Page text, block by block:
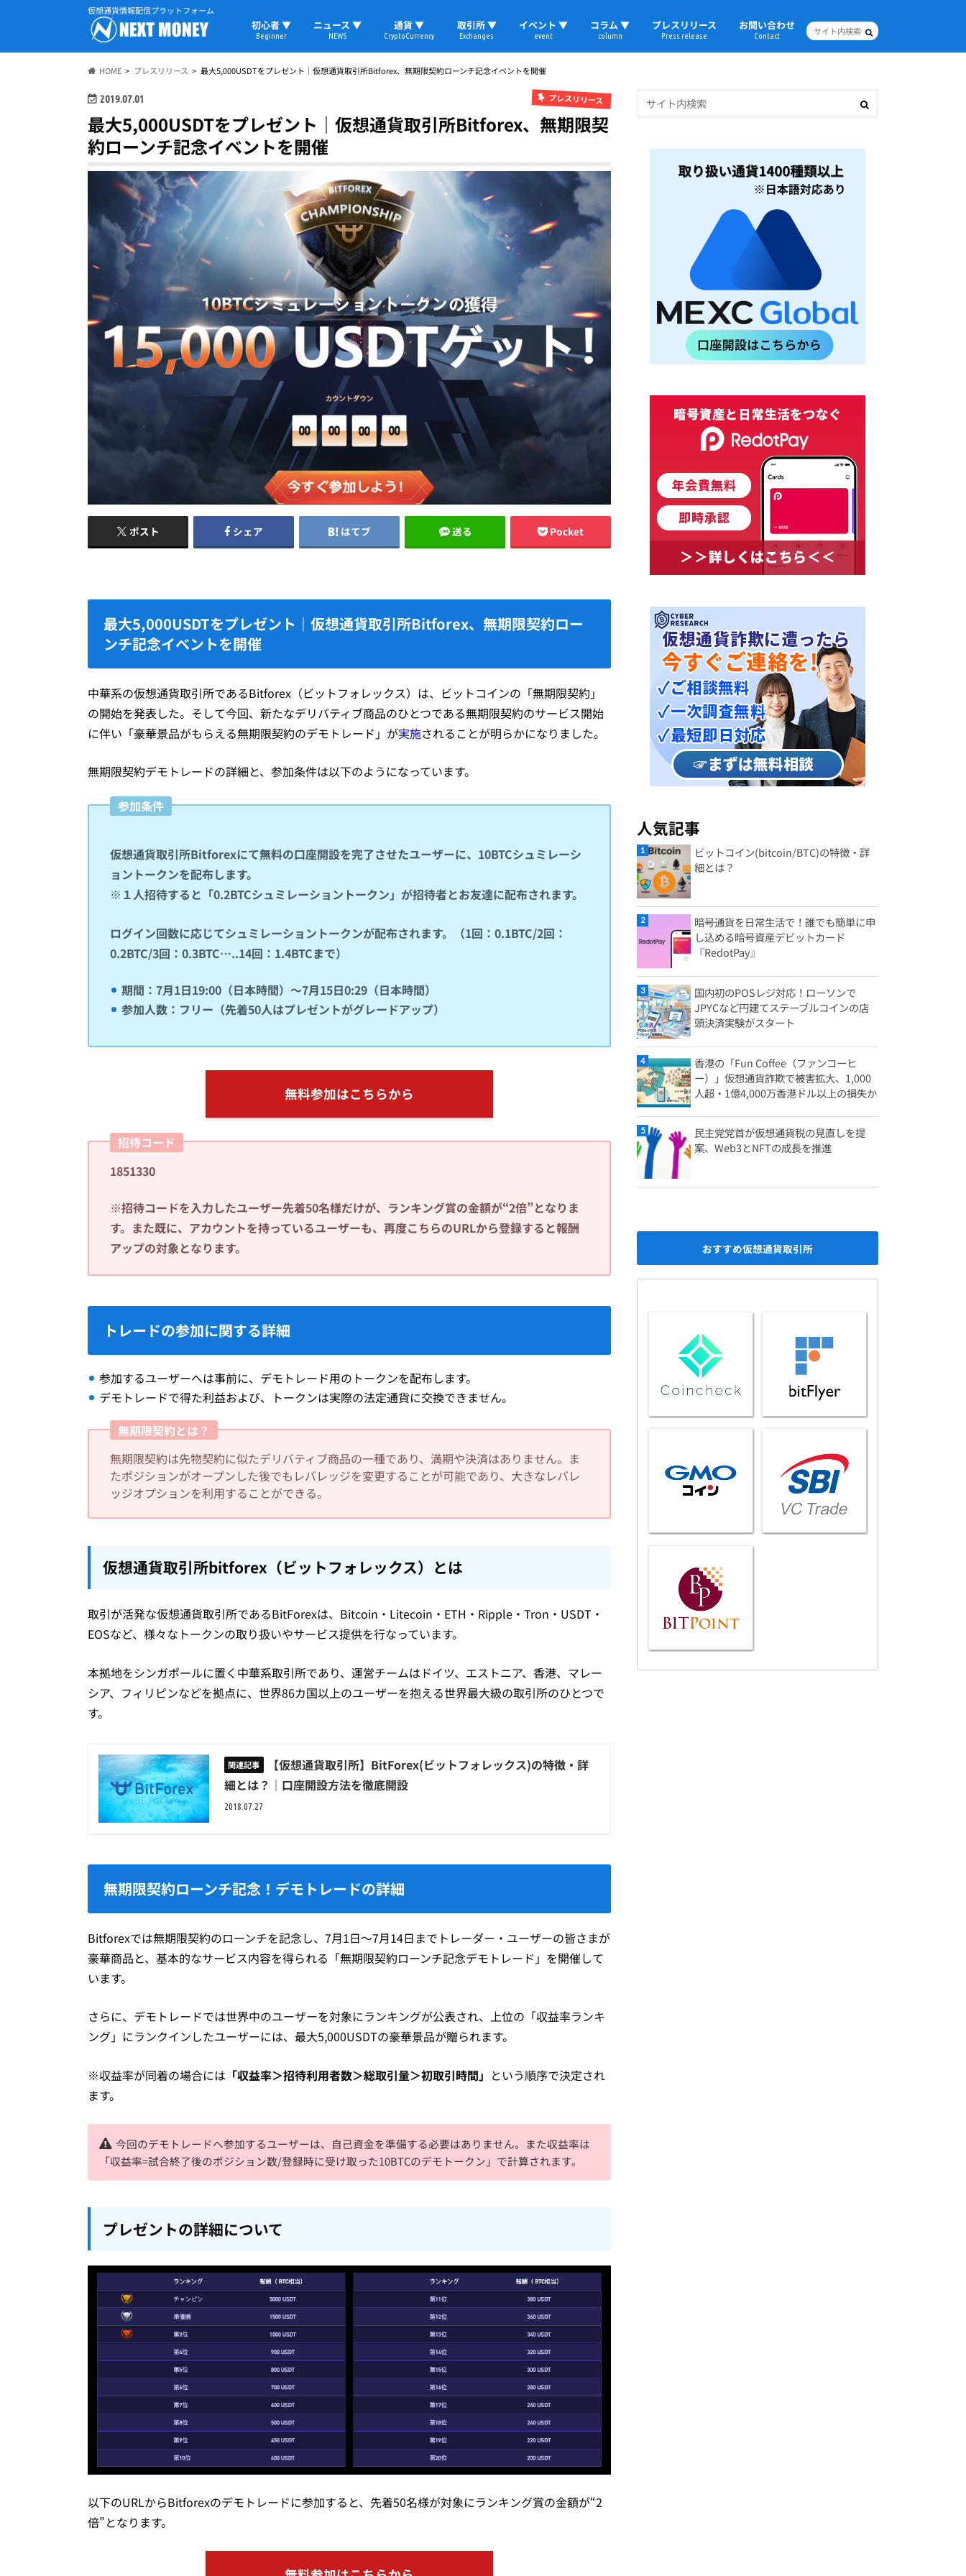
仮想通貨情報配信プラットフォーム
初心者 ▼
Beginner
ニュース ▼
NEWS
通貨 ▼
CryptoCurrency
取引所 ▼
Exchanges
イベント ▼
event
コラム ▼
column
プレスリリース
Press release
お問い合わせ
Contact
HOME プレスリリース 最大5,000USDTをプレゼント｜仮想通貨取引所Bitforex、無期限契約ローンチ記念イベントを開催
2019.07.01 プレスリリース
最大5,000USDTをプレゼント｜仮想通貨取引所Bitforex、無期限契
約ローンチ記念イベントを開催
ポスト シェア はてブ 送る Pocket
最大5,000USDTをプレゼント｜仮想通貨取引所Bitforex、無期限契約ロー
ンチ記念イベントを開催
中華系の仮想通貨取引所であるBitforex（ビットフォレックス）は、ビットコインの「無期限契約」
の開始を発表した。そして今回、新たなデリバティブ商品のひとつである無期限契約のサービス開始
に伴い「豪華景品がもらえる無期限契約のデモトレード」が実施されることが明らかになりました。
無期限契約デモトレードの詳細と、参加条件は以下のようになっています。
参加条件
仮想通貨取引所Bitforexにて無料の口座開設を完了させたユーザーに、10BTCシュミレーシ
ョントークンを配布します。
※１人招待すると「0.2BTCシュミレーショントークン」が招待者とお友達に配布されます。
ログイン回数に応じてシュミレーショントークンが配布されます。（1回：0.1BTC/2回：
0.2BTC/3回：0.3BTC…..14回：1.4BTCまで）
期間：7月1日19:00（日本時間）〜7月15日0:29（日本時間）
参加人数：フリー（先着50人はプレゼントがグレードアップ）
無料参加はこちらから
招待コード
1851330
※招待コードを入力したユーザー先着50名様だけが、ランキング賞の金額が“2倍”となりま
す。また既に、アカウントを持っているユーザーも、再度こちらのURLから登録すると報酬
アップの対象となります。
トレードの参加に関する詳細
参加するユーザーへは事前に、デモトレード用のトークンを配布します。
デモトレードで得た利益および、トークンは実際の法定通貨に交換できません。
無期限契約とは？
無期限契約は先物契約に似たデリバティブ商品の一種であり、満期や決済はありません。ま
たポジションがオープンした後でもレバレッジを変更することが可能であり、大きなレバレ
ッジオプションを利用することができる。
仮想通貨取引所bitforex（ビットフォレックス）とは
取引が活発な仮想通貨取引所であるBitForexは、Bitcoin・Litecoin・ETH・Ripple・Tron・USDT・
EOSなど、様々なトークンの取り扱いやサービス提供を行なっています。
本拠地をシンガポールに置く中華系取引所であり、運営チームはドイツ、エストニア、香港、マレー
シア、フィリピンなどを拠点に、世界86カ国以上のユーザーを抱える世界最大級の取引所のひとつで
す。
【仮想通貨取引所】BitForex(ビットフォレックス)の特徴・詳
細とは？｜口座開設方法を徹底開設
2018.07.27
無期限契約ローンチ記念！デモトレードの詳細
Bitforexでは無期限契約のローンチを記念し、7月1日〜7月14日までトレーダー・ユーザーの皆さまが
豪華商品と、基本的なサービス内容を得られる「無期限契約ローンチ記念デモトレード」を開催して
います。
さらに、デモトレードでは世界中のユーザーを対象にランキングが公表され、上位の「収益率ランキ
ング」にランクインしたユーザーには、最大5,000USDTの豪華景品が贈られます。
※収益率が同着の場合には 「収益率＞招待利用者数＞総取引量＞初取引時間」 という順序で決定され
ます。
今回のデモトレードへ参加するユーザーは、自己資金を準備する必要はありません。また収益率は
「収益率=試合終了後のポジション数/登録時に受け取った10BTCのデモトークン」で計算されます。
プレゼントの詳細について
以下のURLからBitforexのデモトレードに参加すると、先着50名様が対象にランキング賞の金額が“2
倍”となります。
人気記事
ビットコイン(bitcoin/BTC)の特徴・詳
細とは？
暗号通貨を日常生活で！誰でも簡単に申
し込める暗号資産デビットカード
『RedotPay』
国内初のPOSレジ対応！ローソンで
JPYCなど円建てステーブルコインの店
頭決済実験がスタート
香港の「Fun Coffee（ファンコーヒ
ー）」仮想通貨詐欺で被害拡大、1,000
人超・1億4,000万香港ドル以上の損失か
民主党党首が仮想通貨税の見直しを提
案、Web3とNFTの成長を推進
おすすめ仮想通貨取引所